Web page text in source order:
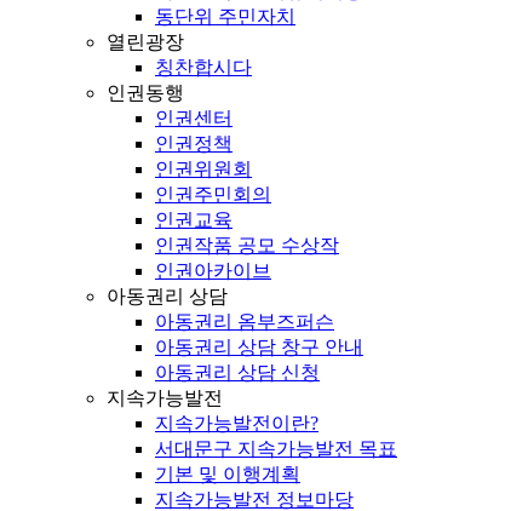
동단위 주민자치
열린광장
칭찬합시다
인권동행
인권센터
인권정책
인권위원회
인권주민회의
인권교육
인권작품 공모 수상작
인권아카이브
아동권리 상담
아동권리 옴부즈퍼슨
아동권리 상담 창구 안내
아동권리 상담 신청
지속가능발전
지속가능발전이란?
서대문구 지속가능발전 목표
기본 및 이행계획
지속가능발전 정보마당